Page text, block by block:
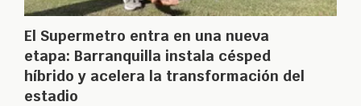
El Supermetro entra en una nueva
etapa: Barranquilla instala césped
híbrido y acelera la transformación del
estadio